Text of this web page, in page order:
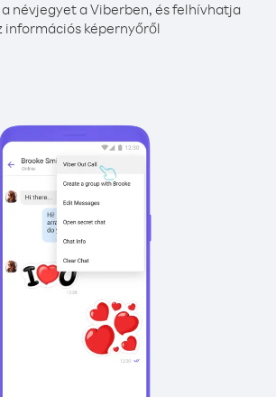
névjegyet a Viberben, és felhívhatja
információs képernyőről